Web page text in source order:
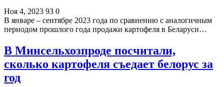
Ноя 4, 2023 93 0
В январе – сентябре 2023 года по сравнению с аналогичным
периодом прошлого года продажи картофеля в Беларуси…
В Минсельхозпроде посчитали,
сколько картофеля съедает белорус за
год